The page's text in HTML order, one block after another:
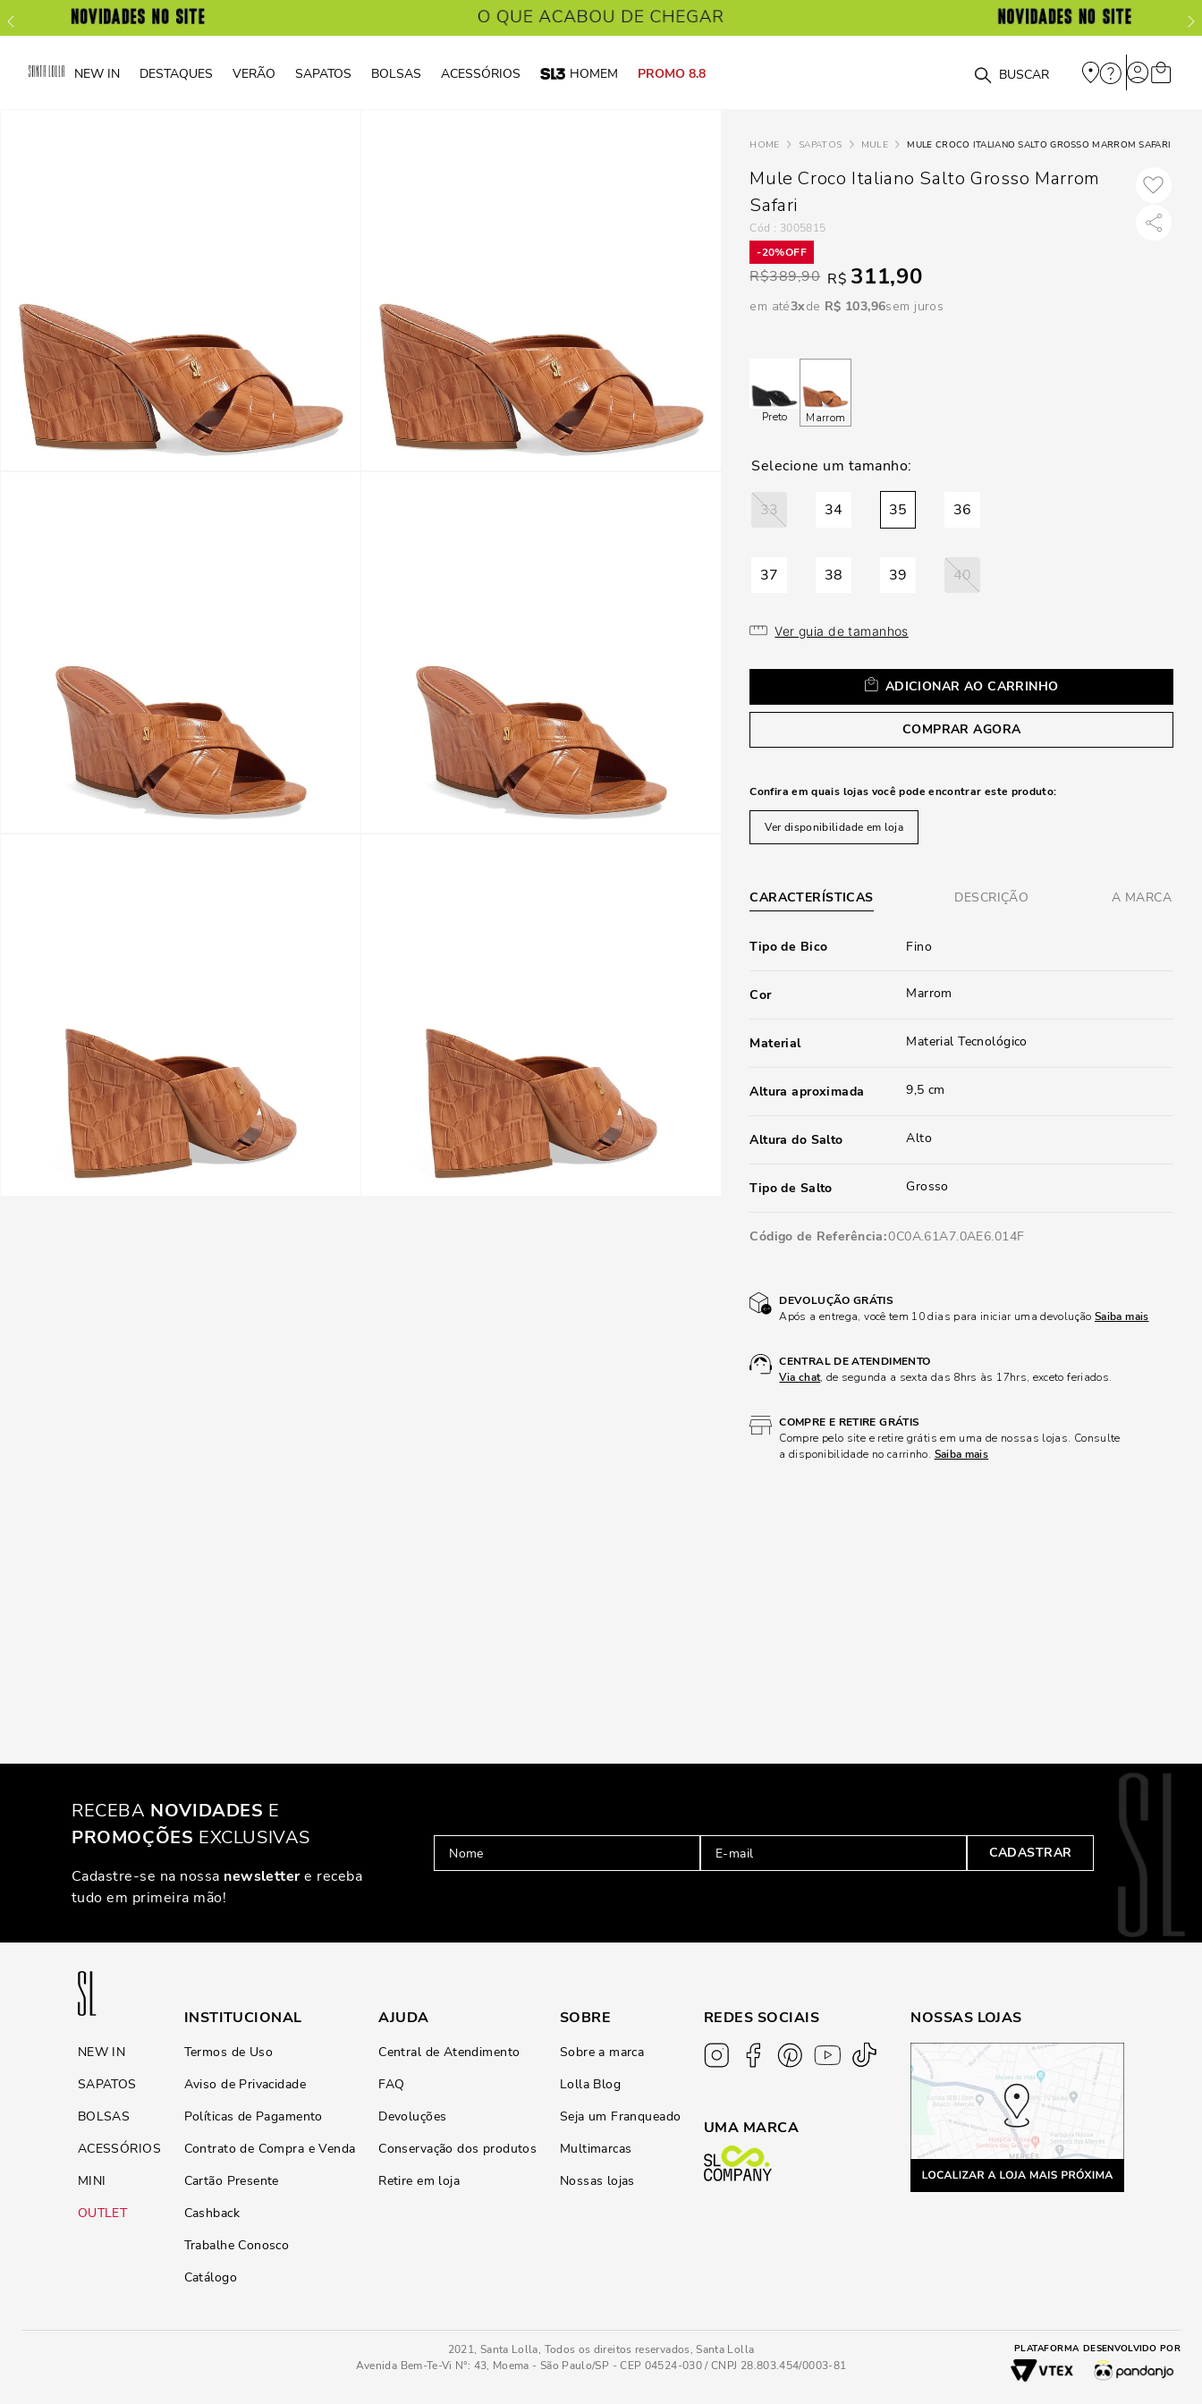
NEW IN DESTAQUES VERÃO SAPATOS BOLSAS ACESSÓRIOS HOMEM PROMO 8.8 O que você está procurando?
SAPATOS MULE MULE CROCO ITALIANO SALTO GROSSO MARROM SAFARI
Mule Croco Italiano Salto Grosso Marrom
Safari
: 3005815
20%
R$389,90 R$ 311,90
em até3 R$ 103,96sem juros
Preto Marrom
33 34 35 36
37 38 39 40
Ver guia de tamanhos
ADICIONAR AO CARRINHO
COMPRAR AGORA
Confira em quais lojas você pode encontrar este produto:
Ver disponibilidade em loja
CARACTERÍSTICAS DESCRIÇÃO A MARCA
Tipo de Bico Fino
Cor Marrom
Material Material Tecnológico
Altura aproximada 9,5 cm
Altura do Salto Alto
Tipo de Salto Grosso
Código de Referência 0C0A.61A7.0AE6.014F
DEVOLUÇÃO GRÁTIS
Após a entrega, você tem 10 dias para iniciar uma devolução Saiba mais
CENTRAL DE ATENDIMENTO
Via chat, de segunda a sexta das 8hrs às 17hrs, exceto feriados.
COMPRE E RETIRE GRÁTIS
Compre pelo site e retire grátis em uma de nossas lojas. Consulte
a disponibilidade no carrinho. Saiba mais
RECEBA NOVIDADES E
PROMOÇÕES EXCLUSIVAS
Cadastre-se na nossa newslettere receba
tudo em primeira mão!
CADASTRAR
NEW IN
SAPATOS
BOLSAS
ACESSÓRIOS
MINI
OUTLET
INSTITUCIONAL
Termos de Uso
Aviso de Privacidade
Políticas de Pagamento
Contrato de Compra e Venda
Cartão Presente
Cashback
Trabalhe Conosco
Catálogo
AJUDA
Central de Atendimento
FAQ
Devoluções
Conservação dos produtos
Retire em loja
SOBRE
Sobre a marca
Lolla Blog
Seja um Franqueado
Multimarcas
Nossas lojas
REDES SOCIAIS
UMA MARCA
NOSSAS LOJAS
2021, Santa Lolla, Todos os direitos reservados, Santa Lolla
Avenida Bem-Te-Vi N°: 43, Moema - São Paulo/SP - CEP 04524-030 / CNPJ 28.803.454/0003-81
PLATAFORMA DESENVOLVIDO POR